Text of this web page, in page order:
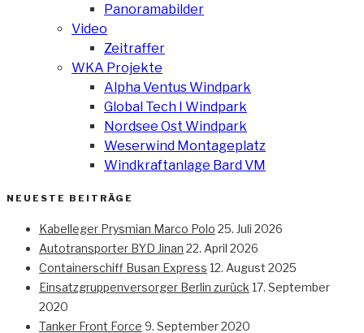
Panoramabilder
Video
Zeitraffer
WKA Projekte
Alpha Ventus Windpark
Global Tech I Windpark
Nordsee Ost Windpark
Weserwind Montageplatz
Windkraftanlage Bard VM
NEUESTE BEITRÄGE
Kabelleger Prysmian Marco Polo 25. Juli 2026
Autotransporter BYD Jinan 22. April 2026
Containerschiff Busan Express 12. August 2025
Einsatzgruppenversorger Berlin zurück 17. September
2020
Tanker Front Force 9. September 2020